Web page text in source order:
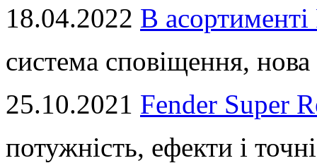
18.04.2022 В
система сповіщення,
25.10.2021 Fender Super
потужність, ефекти і